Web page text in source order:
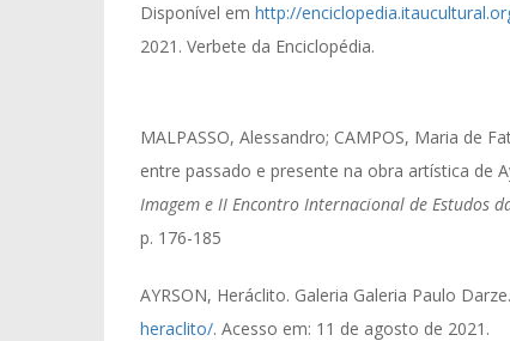
Disponível em http://
2021. Verbete da Enciclopédia.
MALPASSO, Alessandro; CAMPOS, Maria de
entre passado e presente na obra artística de
Imagem e II Encontro Internacional de Estudos
p. 176-185
AYRSON, Heráclito. Galeria Galeria Paulo
heraclito/. Acesso em: 11 de agosto de 2021.